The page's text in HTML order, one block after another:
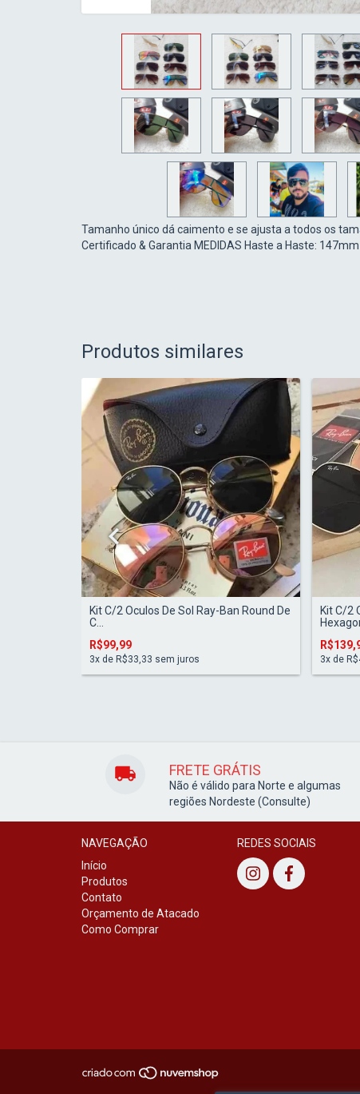
Tamanho único dá caimento e se ajusta a todos os
Certificado & Garantia MEDIDAS Haste a Haste:
Produtos similares
Kit C/2 Oculos De Sol Ray-Ban Round De
C...
R$99,99
3x de R$33,33 sem juros
Kit C/2
3x de
FRETE GRÁTIS
Não é válido para Norte e algumas
regiões Nordeste (Consulte)
NAVEGAÇÃO
Início
Produtos
Contato
Orçamento de Atacado
Como Comprar
REDES SOCIAIS